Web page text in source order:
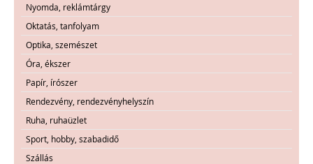
Nyomda, reklámtárgy
Oktatás, tanfolyam
Optika, szemészet
Óra, ékszer
Papír, írószer
Rendezvény, rendezvényhelyszín
Ruha, ruhaüzlet
Sport, hobby, szabadidő
Szállás